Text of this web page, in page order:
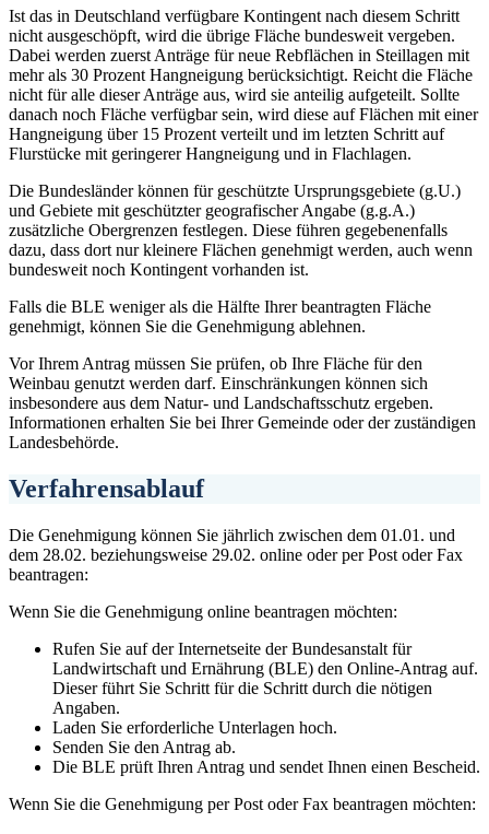
Ist das in Deutschland verfügbare Kontingent nach diesem Schritt
nicht ausgeschöpft, wird die übrige Fläche bundesweit vergeben.
Dabei werden zuerst Anträge für neue Rebflächen in Steillagen mit
mehr als 30 Prozent Hangneigung berücksichtigt. Reicht die Fläche
nicht für alle dieser Anträge aus, wird sie anteilig aufgeteilt. Sollte
danach noch Fläche verfügbar sein, wird diese auf Flächen mit einer
Hangneigung über 15 Prozent verteilt und im letzten Schritt auf
Flurstücke mit geringerer Hangneigung und in Flachlagen.
Die Bundesländer können für geschützte Ursprungsgebiete (g.U.)
und Gebiete mit geschützter geografischer Angabe (g.g.A.)
zusätzliche Obergrenzen festlegen. Diese führen gegebenenfalls
dazu, dass dort nur kleinere Flächen genehmigt werden, auch wenn
bundesweit noch Kontingent vorhanden ist.
Falls die BLE weniger als die Hälfte Ihrer beantragten Fläche
genehmigt, können Sie die Genehmigung ablehnen.
Vor Ihrem Antrag müssen Sie prüfen, ob Ihre Fläche für den
Weinbau genutzt werden darf. Einschränkungen können sich
insbesondere aus dem Natur- und Landschaftsschutz ergeben.
Informationen erhalten Sie bei Ihrer Gemeinde oder der zuständigen
Landesbehörde.
Verfahrensablauf
Die Genehmigung können Sie jährlich zwischen dem 01.01. und
dem 28.02. beziehungsweise 29.02. online oder per Post oder Fax
beantragen:
Wenn Sie die Genehmigung online beantragen möchten:
Rufen Sie auf der Internetseite der Bundesanstalt für
Landwirtschaft und Ernährung (BLE) den Online-Antrag auf.
Dieser führt Sie Schritt für die Schritt durch die nötigen
Angaben.
Laden Sie erforderliche Unterlagen hoch.
Senden Sie den Antrag ab.
Die BLE prüft Ihren Antrag und sendet Ihnen einen Bescheid.
Wenn Sie die Genehmigung per Post oder Fax beantragen möchten: